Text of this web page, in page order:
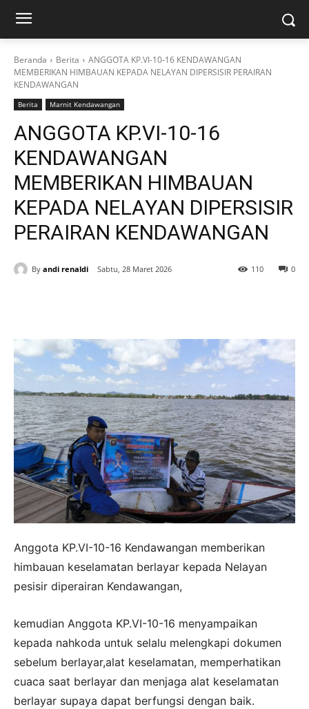
Beranda Berita
ANGGOTA KP.VI-10-16 KENDAWANGAN
MEMBERIKAN HIMBAUAN KEPADA NELAYAN DIPERSISIR PERAIRAN
KENDAWANGAN
Berita Marnit Kendawangan
ANGGOTA KP.VI-10-16
KENDAWANGAN
MEMBERIKAN HIMBAUAN
KEPADA NELAYAN DIPERSISIR
PERAIRAN KENDAWANGAN
By andi renaldi Sabtu, 28 Maret 2026 0
110
Anggota KP.VI-10-16 Kendawangan memberikan
himbauan keselamatan berlayar kepada Nelayan
pesisir diperairan Kendawangan,
kemudian Anggota KP.VI-10-16 menyampaikan
kepada nahkoda untuk selalu melengkapi dokumen
sebelum berlayar,alat keselamatan, memperhatikan
cuaca saat berlayar dan menjaga alat keselamatan
berlayar supaya dapat berfungsi dengan baik.